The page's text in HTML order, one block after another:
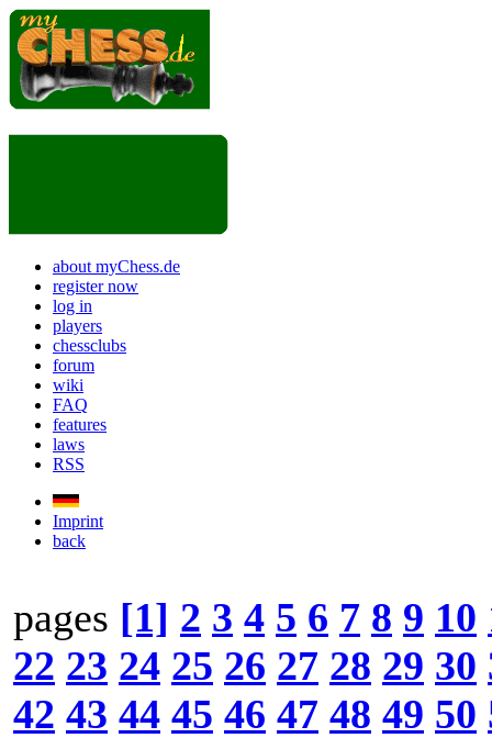
about myChess.de
register now
log in
players
chessclubs
forum
wiki
FAQ
features
laws
RSS
Imprint
back
pages [1] 2 3 4 5 6 7 8 9 10
22 23 24 25 26 27 28 29 30
42 43 44 45 46 47 48 49 50